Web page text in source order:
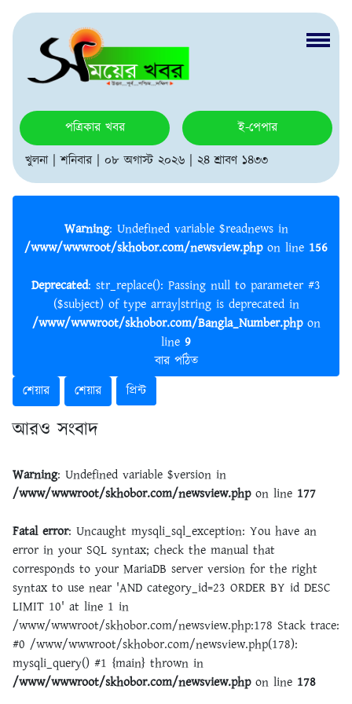
পত্রিকার খবর
ই-পেপার
খুলনা | শনিবার | ০৮ অগাস্ট ২০২৬ | ২৪ শ্রাবণ ১৪৩৩
Warning : Undefined variable $readnews in
/www/wwwroot/skhobor.com/newsview.phpon line 156
Deprecated: str_replace(): Passing null to parameter #3
($subject) of type array|string is deprecated in
/www/wwwroot/skhobor.com/Bangla_Number.phpon
line 9
বার পঠিত
শেয়ার
শেয়ার প্রিন্ট
আরও সংবাদ
Warning: Undefined variable $version in
/www/wwwroot/skhobor.com/newsview.phpon line 177
Fatal error: Uncaught mysqli_sql_exception: You have an
error in your SQL syntax; check the manual that
corresponds to your MariaDB server version for the right
syntax to use near 'AND category_id=23 ORDER BY id DESC
LIMIT 10' at line 1 in
/www/wwwroot/skhobor.com/newsview.php:178 Stack trace:
#0 /www/wwwroot/skhobor.com/newsview.php(178):
mysqli_query() #1 {main} thrown in
/www/wwwroot/skhobor.com/newsview.phpon line 178